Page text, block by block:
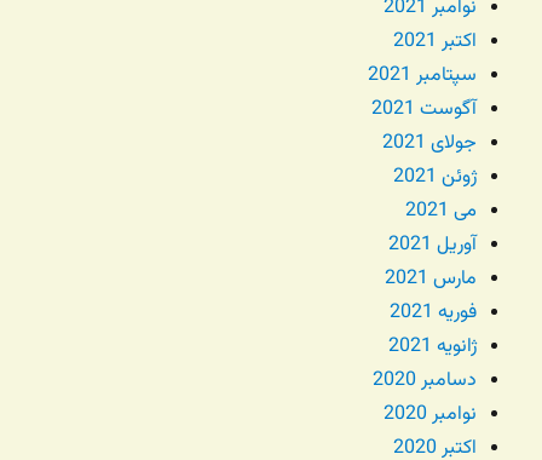
نوامبر 2021
اکتبر 2021
سپتامبر 2021
آگوست 2021
جولای 2021
ژوئن 2021
می 2021
آوریل 2021
مارس 2021
فوریه 2021
ژانویه 2021
دسامبر 2020
نوامبر 2020
اکتبر 2020